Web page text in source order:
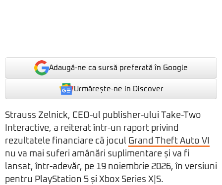
Adaugă-ne ca sursă preferată în Google
Urmărește-ne in Discover
Strauss Zelnick, CEO-ul publisher-ului Take-Two
Interactive, a reiterat într-un raport privind
rezultatele financiare că jocul Grand Theft Auto VI
nu va mai suferi amânări suplimentare și va fi
lansat, într-adevăr, pe 19 noiembrie 2026, în versiuni
pentru PlayStation 5 și Xbox Series X|S.